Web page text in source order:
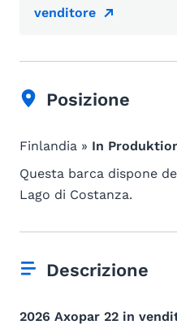
venditore
Posizione
Finlandia » In
Questa barca dispone
Lago di Costanza.
Descrizione
2026 Axopar 22 in